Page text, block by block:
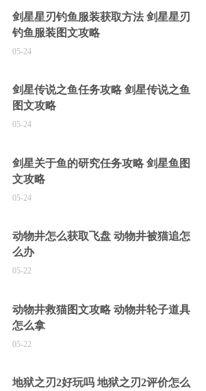
剑星星刃钓鱼服装获取方法 剑星星刃
钓鱼服装图文攻略
05-24
剑星传说之鱼任务攻略 剑星传说之鱼
图文攻略
05-24
剑星关于鱼的研究任务攻略 剑星鱼图
文攻略
05-24
动物井怎么获取飞盘 动物井被猫追怎
么办
05-22
动物井救猫图文攻略 动物井轮子道具
怎么拿
05-22
地狱之刃2好玩吗 地狱之刃2评价怎么